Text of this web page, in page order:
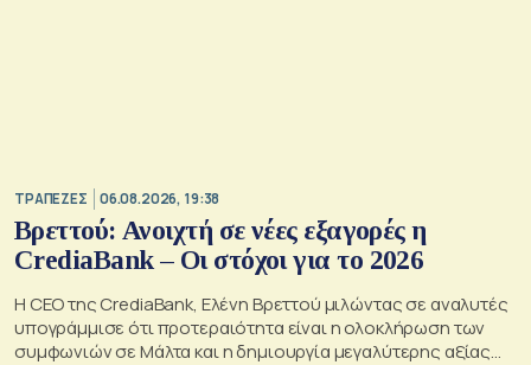
ΤΡΑΠΕΖΕΣ 06.08.2026, 19:38
Βρεττού: Ανοιχτή σε νέες εξαγορές η
CrediaBank – Οι στόχοι για το 2026
Η CEO της CrediaBank, Ελένη Βρεττού μιλώντας σε αναλυτές
υπογράμμισε ότι προτεραιότητα είναι η ολοκλήρωση των
συμφωνιών σε Μάλτα και η δημιουργία μεγαλύτερης αξίας